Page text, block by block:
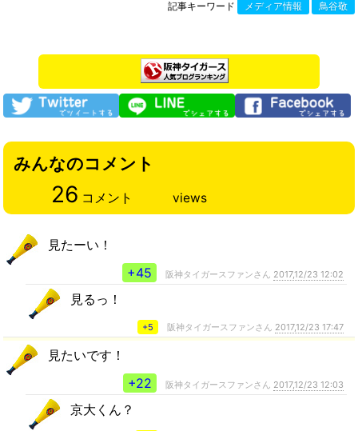
記事キーワード メディア情報 鳥谷敬
みんなのコメント
26 コメント views
見たーい！
+45
阪神タイガースファンさん 2017,12/23 12:02
見るっ！
+5 阪神タイガースファンさん 2017,12/23 17:47
見たいです！
+22
阪神タイガースファンさん 2017,12/23 12:03
京大くん？